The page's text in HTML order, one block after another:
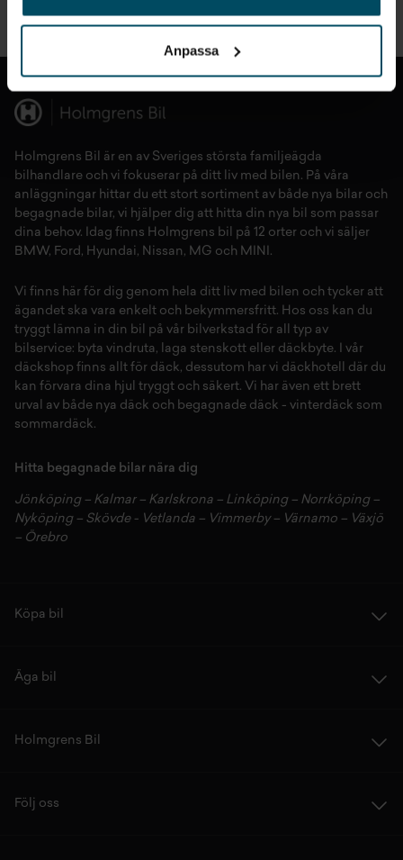
Anpassa
Till toppen
Holmgrens Bil är en av Sveriges största familjeägda
bilhandlare och vi fokuserar på ditt liv med bilen. På våra
anläggningar hittar du ett stort sortiment av både nya bilar och
begagnade bilar, vi hjälper dig att hitta din nya bil som passar
dina behov. Idag finns Holmgrens bil på 12 orter och vi säljer
BMW, Ford, Hyundai, Nissan , MG och MINI.
Vi finns här för dig genom hela ditt liv med bilen och tycker att
ägandet ska vara enkelt och bekymmersfritt. Hos oss kan du
tryggt lämna in din bil på vår bilverkstad för all typ av
bilservice: byta vindruta, laga stenskott eller däckbyte. I vår
däckshop finns allt för däck, dessutom har vi däckhotell där du
kan förvara dina hjul tryggt och säkert. Vi har även ett brett
urval av både nya däck och begagnade däck - vinterdäck som
sommardäck.
Hitta begagnade bilar nära dig
Jönköping– Kalmar – Karlskrona – Linköping– Norrköping–
Nyköping– Skövde- Vetlanda – Vimmerby– Värnamo – Växjö
– Örebro
Köpa bil
Äga bil
Holmgrens Bil
Följ oss